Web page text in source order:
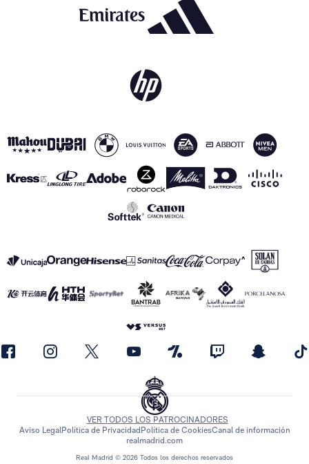
Real Madrid © 2026 Todos los derechos reservados
VER TODOS LOS PATROCINADORES
Aviso LegalPolítica de Privacidad Política de CookiesCanal de información
realmadrid.com